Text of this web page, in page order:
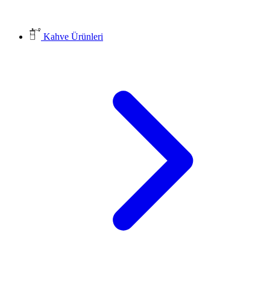
Kahve Ürünleri